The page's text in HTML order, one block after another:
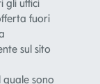
gli uffici
fuori
sul sito
sono